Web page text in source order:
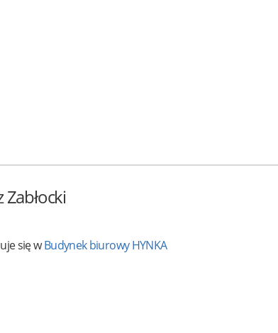
Zabłocki
się wBudynek biurowy HYNKA